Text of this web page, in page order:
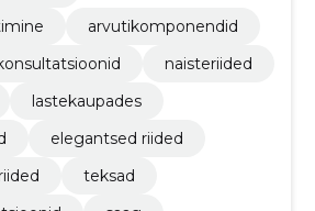
arvutikomponendid
naisteriided
lastekaupades
elegantsed riided
teksad